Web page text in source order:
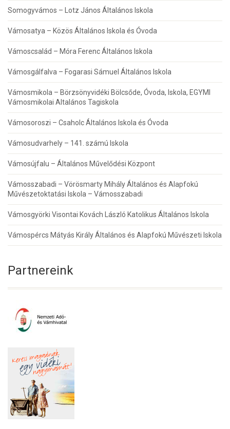
Somogyvámos – Lotz János Általános Iskola
Vámosatya – Közös Általános Iskola és Óvoda
Vámoscsalád – Móra Ferenc Általános Iskola
Vámosgálfalva – Fogarasi Sámuel Általános Iskola
Vámosmikola – Börzsönyvidéki Bölcsőde, Óvoda, Iskola, EGYMI
Vámosmikolai Altalános Tagiskola
Vámosoroszi – Csaholc Általános Iskola és Óvoda
Vámosudvarhely – 141. számú Iskola
Vámosújfalu – Általános Művelődési Központ
Vámosszabadi – Vörösmarty Mihály Általános és Alapfokú
Művészetoktatási Iskola – Vámosszabadi
Vámosgyörki Visontai Kovách László Katolikus Általános Iskola
Vámospércs Mátyás Király Általános és Alapfokú Művészeti Iskola
Partnereink